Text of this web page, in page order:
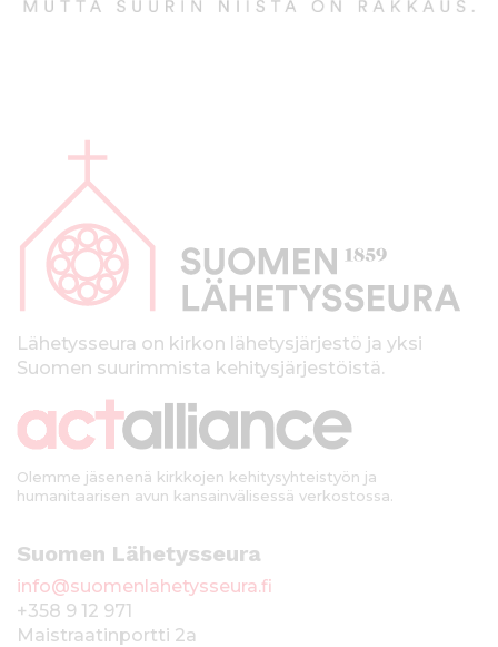
p
kLähetysseura on kirkon lähetysjärjestö ja yksi
Suomen suurimmista kehitysjärjestöistä.
Olemme jäsenenä kirkkojen kehitysyhteistyön ja
humanitaarisen avun kansainvälisessä verkostossa.
Suomen Lähetysseura
info@suomenlahetysseura.fi
+358 9 12 971
Maistraatinportti 2a